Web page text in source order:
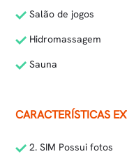
Salão de jogos
Hidromassagem
Sauna
CARACTERÍSTICAS
2. SIM Possui fotos